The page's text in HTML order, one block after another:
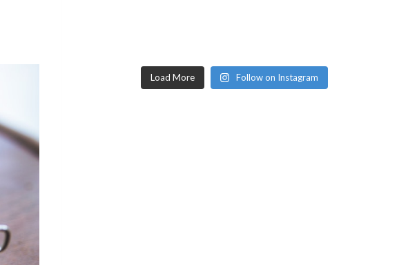
Load More Follow on Instagram